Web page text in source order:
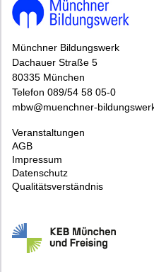
Münchner Bildungswerk
Dachauer Straße 5
80335 München
Telefon 089/54 58 05-0
mbw@muenchner-
Veranstaltungen
AGB
Impressum
Datenschutz
Qualitätsverständnis